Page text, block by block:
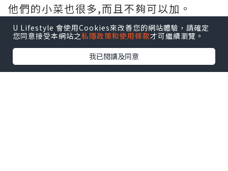
次真正吃到。
他們的小菜也很多,而且不夠可以加。
烤肉前先炸豆芽菜和泡菜,
U Lifestyle 會使用Cookies來改善您的網站體驗，請確定
您同意接受本網站之私隱政策和使用條款才可繼續瀏覽。
我已閱讀及同意